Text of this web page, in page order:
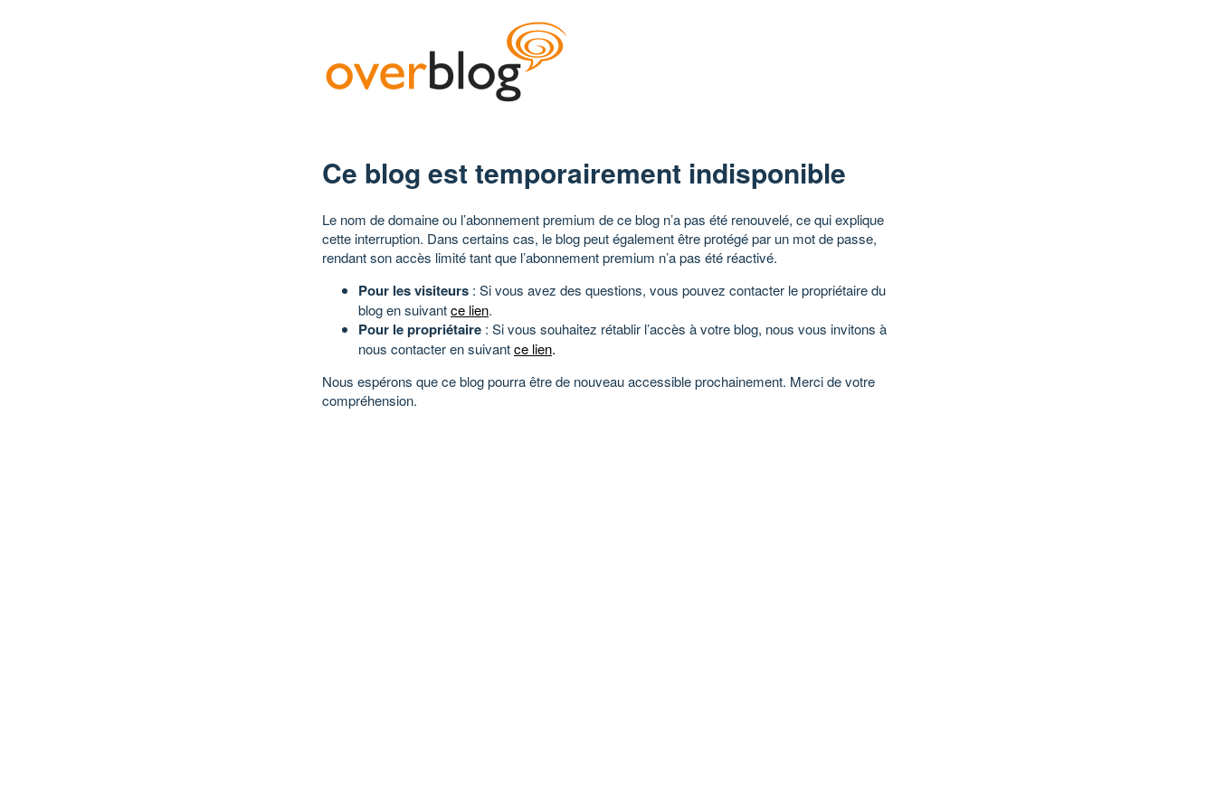
Ce blog est temporairement indisponible
Le nom de domaine ou l’abonnement premium de ce blog n’a pas été renouvelé, ce qui explique
cette interruption. Dans certains cas, le blog peut également être protégé par un mot de passe,
rendant son accès limité tant que l’abonnement premium n’a pas été réactivé.
Pour les visiteurs : Si vous avez des questions, vous pouvez contacter le propriétaire du
blog en suivantce lien.
Pour le propriétaire : Si vous souhaitez rétablir l’accès à votre blog, nous vous invitons à
nous contacter en suivantce lien.
Nous espérons que ce blog pourra être de nouveau accessible prochainement. Merci de votre
compréhension.